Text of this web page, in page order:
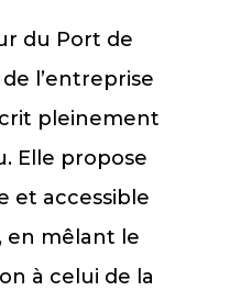
du Port de
l’entreprise
pleinement
Elle propose
et accessible
en mêlant le
à celui de la